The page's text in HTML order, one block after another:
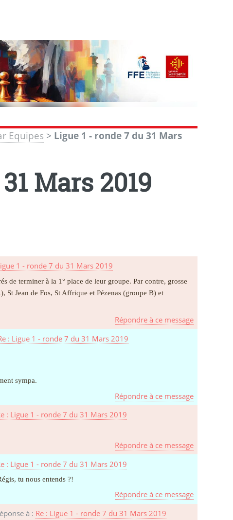
Equipes > Ligue 1 - ronde 7 du 31 Mars
Mars 2019
1 - ronde 7 du 31 Mars 2019
de terminer à la 1° place de leur groupe. Par contre, grosse
St Jean de Fos, St Affrique et Pézenas (groupe B) et
Répondre à ce message
: Ligue 1 - ronde 7 du 31 Mars 2019
sympa.
Répondre à ce message
: Ligue 1 - ronde 7 du 31 Mars 2019
Répondre à ce message
: Ligue 1 - ronde 7 du 31 Mars 2019
tu nous entends ?!
Répondre à ce message
à : Re : Ligue 1 - ronde 7 du 31 Mars 2019